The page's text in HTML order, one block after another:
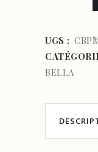
CIAO
BELLA-
MOMENTS
UGS :
BELLA